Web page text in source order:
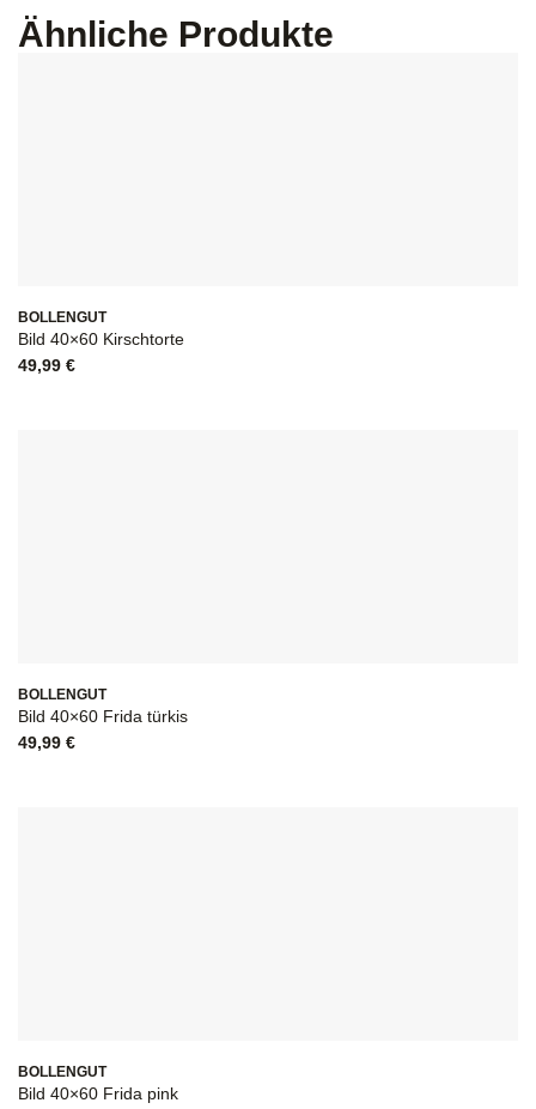
Ähnliche Produkte
BOLLENGUT
Bild 40×60 Kirschtorte
49,99 €
BOLLENGUT
Bild 40×60 Frida türkis
49,99 €
BOLLENGUT
Bild 40×60 Frida pink